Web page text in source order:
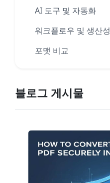
AI 도구 및 자동화
워크플로우 및 생산성
포맷 비교
블로그 게시물